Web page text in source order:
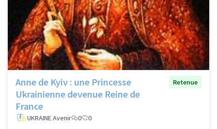
Anne de Kyiv : une Princesse
Ukrainienne devenue Reine de
France
Retenue
UKRAINE Avenir 0 0